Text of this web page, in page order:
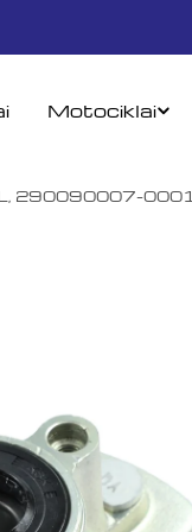
Motociklai
290090007-0001